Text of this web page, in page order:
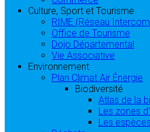
Culture, Sport et Tourisme
RIME (Réseau
Office de Tourisme
Dojo Départemental
Vie Associative
Environnement
Plan Climat Air Énergie
Biodiversité
Atlas de la
Les zones
Les